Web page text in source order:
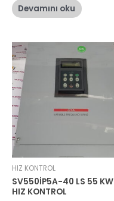
oy
aldıDevamını oku
HIZ KONTROL
SV550İP5A-40 LS 55 KW
HIZ KONTROL